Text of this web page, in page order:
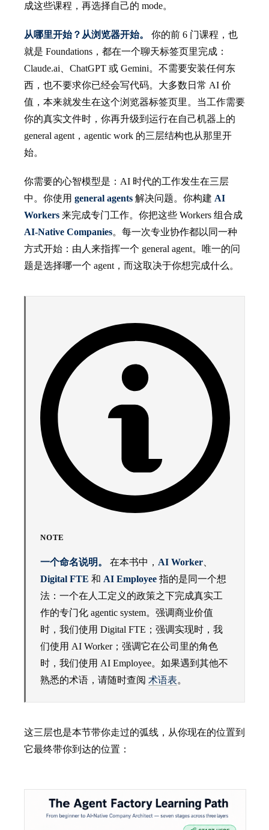
成这些课程，再选择自己的 mode。
从哪里开始？从浏览器开始。
你的前 6 门课程，也
就是 Foundations，都在一个聊天标签页里完成：
Claude.ai、ChatGPT 或 Gemini。不需要安装任何东
西，也不要求你已经会写代码。大多数日常 AI 价
值，本来就发生在这个浏览器标签页里。当工作需要
你的真实文件时，你再升级到运行在自己机器上的
general agent，agentic work 的三层结构也从那里开
始。
你需要的心智模型是：AI 时代的工作发生在三层
中。你使用 general agents 解决问题。你构建 AI
Workers 来完成专门工作。你把这些 Workers 组合成
AI-Native Companies。每一次专业协作都以同一种
方式开始：由人来指挥一个 general agent。唯一的问
题是选择哪一个 agent，而这取决于你想完成什么。
NOTE
一个命名说明。 在本书中， AI Worker
Digital FTE 和 AI Employee 指的是同一个想
法：一个在人工定义的政策之下完成真实工
作的专门化 agentic system。强调商业价值
时，我们使用 Digital FTE；强调实现时，我
们使用 AI Worker；强调它在公司里的角色
时，我们使用 AI Employee。如果遇到其他不
熟悉的术语，请随时查阅 术语表。
这三层也是本节带你走过的弧线，从你现在的位置到
它最终带你到达的位置：